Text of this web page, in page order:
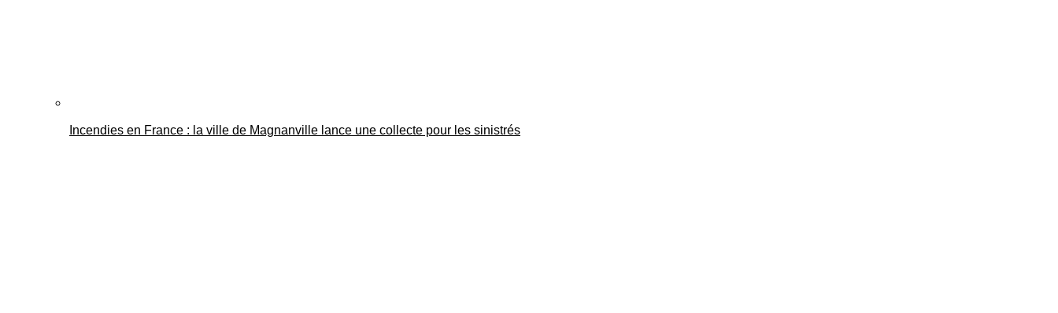
Incendies en France : la ville de Magnanville lance une collecte pour les sinistrés